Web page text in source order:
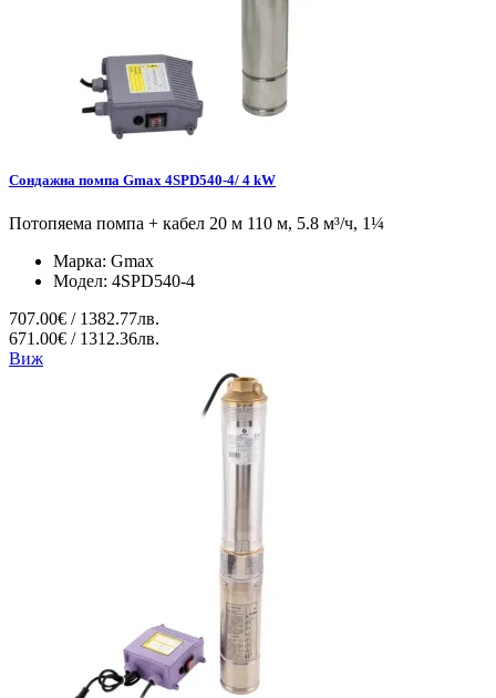
Сондажна помпа Gmax 4SPD540-4/ 4 kW
Потопяема помпа + кабел 20 м 110 м, 5.8 м³/ч, 1¼
Марка: Gmax
Модел: 4SPD540-4
707.00€ / 1382.77лв.
671.00€ / 1312.36лв.
Виж